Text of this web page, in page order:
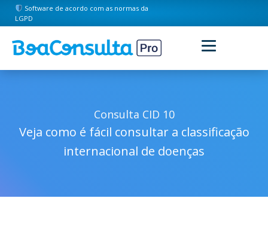
Software de acordo com as normas da
LGPD
Consulta CID 10
Veja como é fácil consultar a classificação
internacional de doenças